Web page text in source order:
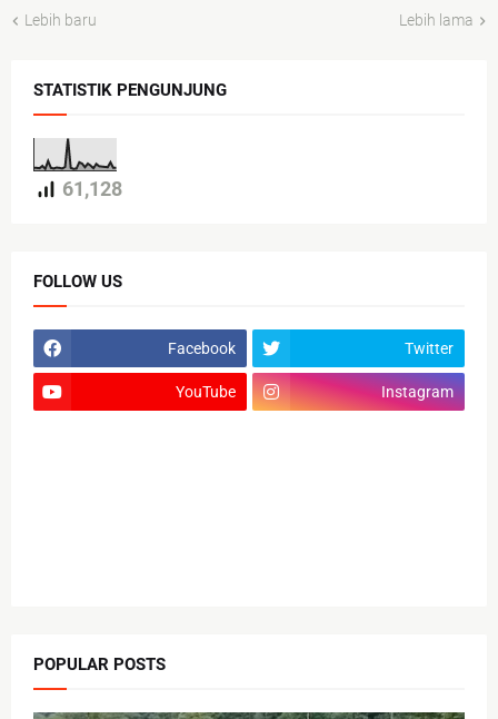
Lebih baru Lebih lama
STATISTIK PENGUNJUNG
61,128
FOLLOW US
Facebook Twitter
YouTube Instagram
POPULAR POSTS